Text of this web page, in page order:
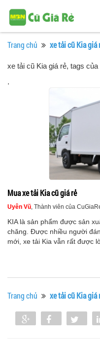
Trang chủ xe tải cũ Kia giá
xe tải cũ Kia giá rẻ, tags
.
Mua xe tải Kia cũ giá rẻ
Uyên Vũ, Thành viên của
KIA là sản phẩm được sản
chăng. Được nhiều người
mới, xe tải Kia vẫn rất được
Trang chủ xe tải cũ Kia giá
Share Share